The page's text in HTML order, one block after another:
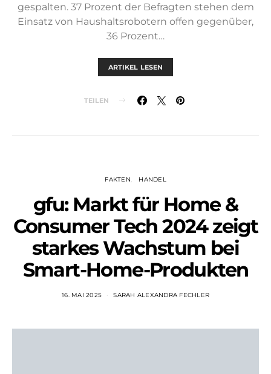
gespalten. 37 Prozent der Befragten stehen dem
Einsatz von Haushaltsrobotern offen gegenüber,
36 Prozent…
ARTIKEL LESEN
TEILEN
FAKTEN HANDEL
gfu: Markt für Home &
Consumer Tech 2024 zeigt
starkes Wachstum bei
Smart-Home-Produkten
16. MAI 2025 SARAH ALEXANDRA FECHLER